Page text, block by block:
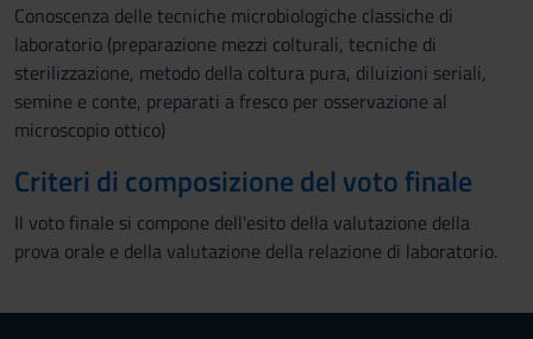
Conoscenza delle tecniche microbiologiche classiche di
laboratorio (preparazione mezzi colturali, tecniche di
sterilizzazione, metodo della coltura pura, diluizioni seriali,
semine e conte, preparati a fresco per osservazione al
microscopio ottico)
Criteri di composizione del voto finale
Il voto finale si compone dell'esito della valutazione della
prova orale e della valutazione della relazione di laboratorio.